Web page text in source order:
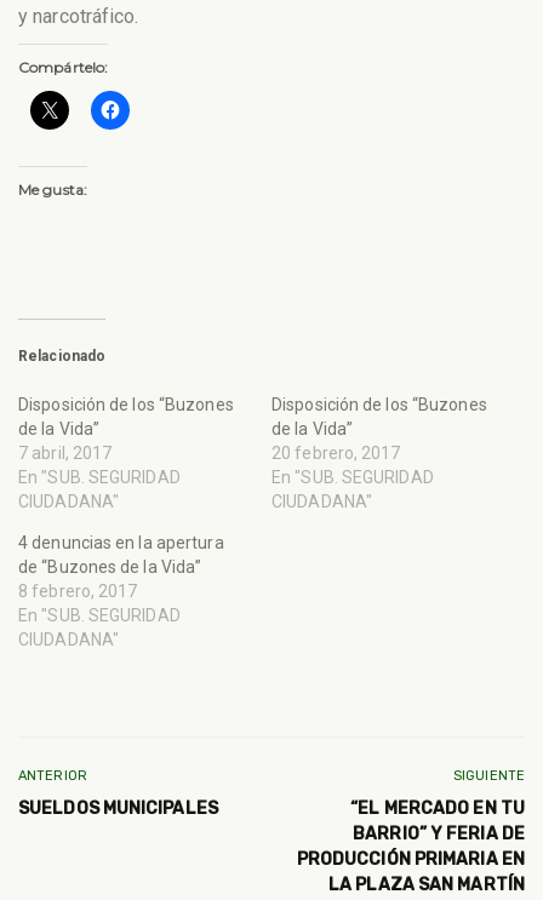
y narcotráfico.
Compártelo:
Me gusta:
Relacionado
Disposición de los “Buzones
de la Vida”
7 abril, 2017
En "SUB. SEGURIDAD
CIUDADANA"
Disposición de los “Buzones
de la Vida”
20 febrero, 2017
En "SUB. SEGURIDAD
CIUDADANA"
4 denuncias en la apertura
de “Buzones de la Vida”
8 febrero, 2017
En "SUB. SEGURIDAD
CIUDADANA"
ANTERIOR
SUELDOS MUNICIPALES
SIGUIENTE
“EL MERCADO EN TU
BARRIO” Y FERIA DE
PRODUCCIÓN PRIMARIA EN
LA PLAZA SAN MARTÍN